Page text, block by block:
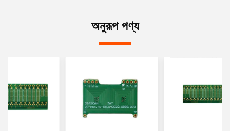
অনুরূপ পণ্য